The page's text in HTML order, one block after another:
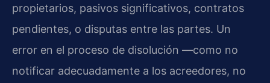
propietarios, pasivos significativos, contratos
pendientes, o disputas entre las partes. Un
error en el proceso de disolución —como no
notificar adecuadamente a los acreedores, no